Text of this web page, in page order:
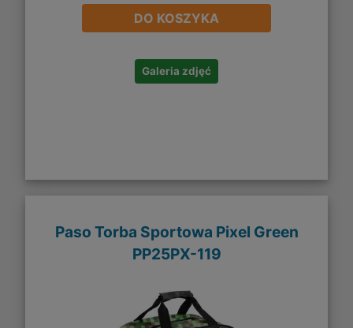
DO KOSZYKA
Galeria zdjęć
Paso Torba Sportowa Pixel Green
PP25PX-119